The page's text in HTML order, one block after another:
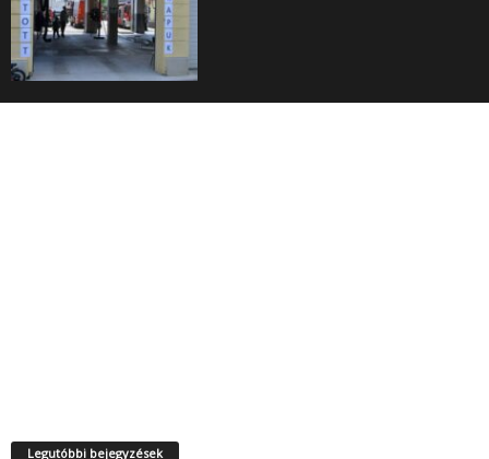
Legutóbbi bejegyzések